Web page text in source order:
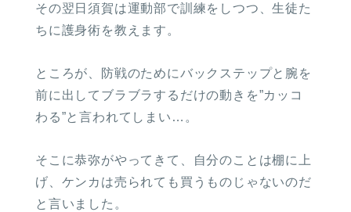
その翌日須賀は運動部で訓練をしつつ、生徒た
ちに護身術を教えます。
ところが、防戦のためにバックステップと腕を
前に出してブラブラするだけの動きを”カッコ
わる”と言われてしまい…。
そこに恭弥がやってきて、自分のことは棚に上
げ、ケンカは売られても買うものじゃないのだ
と言いました。